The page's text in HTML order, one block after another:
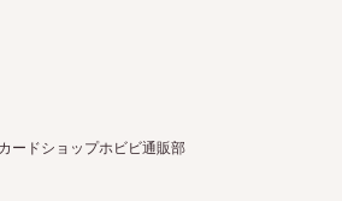
ードショップホビビ通販部